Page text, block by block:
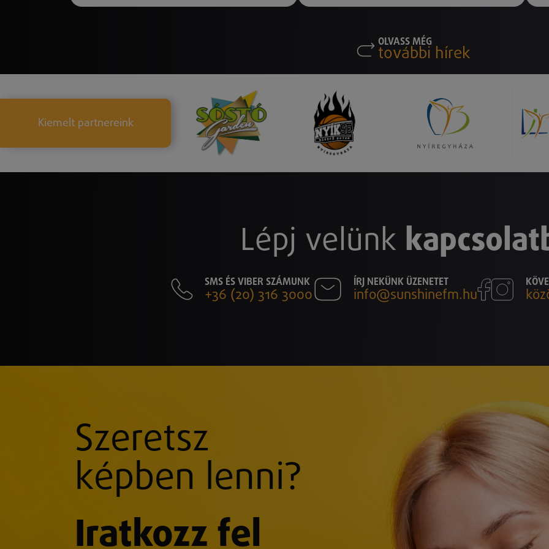
OLVASS MÉG
további hírek
Kiemelt partnereink
Lépj velünk
SMS ÉS VIBER SZÁMUNK
+36 (20) 316 3000
ÍRJ NEKÜNK ÜZENETET
info@sunshinefm.hu
Szeretsz
képben lenni?
Iratkozz fel